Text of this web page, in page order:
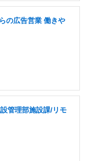
の広告営業 働きや
管理部施設課/リモ